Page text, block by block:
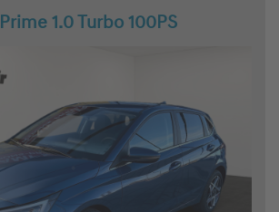
1.0 Turbo 100PS